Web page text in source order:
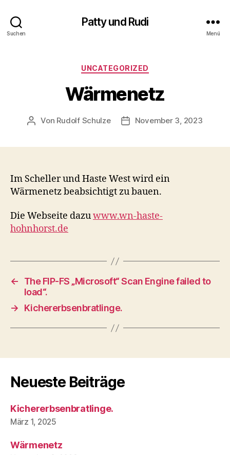
Suchen
Patty und Rudi
Menü
Kategorien
UNCATEGORIZED
Wärmenetz
Beitragsautor
Von Rudolf Schulze Beitragsdatum
November 3, 2023
Im Scheller und Haste West wird ein
Wärmenetz beabsichtigt zu bauen.
Die Webseite dazuwww.wn-haste-
hohnhorst.de
←
The FIP-FS „Microsoft“ Scan Engine failed to
load“.
→
Kichererbsenbratlinge.
Neueste Beiträge
Kichererbsenbratlinge.
März 1, 2025
Wärmenetz